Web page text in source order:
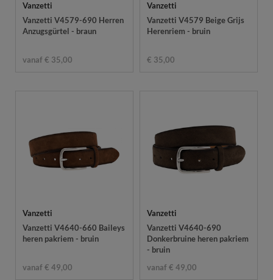
Vanzetti
Vanzetti V4579-690 Herren
Anzugsgürtel - braun
vanaf € 35,00
Vanzetti
Vanzetti V4579 Beige Grijs
Herenriem - bruin
€ 35,00
Vanzetti
Vanzetti V4640-660 Baileys
heren pakriem - bruin
vanaf € 49,00
Vanzetti
Vanzetti V4640-690
Donkerbruine heren pakriem
- bruin
vanaf € 49,00